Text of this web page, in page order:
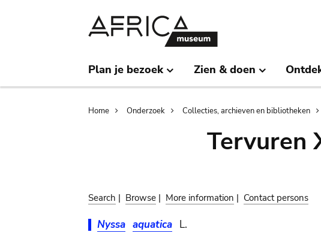
Plan je bezoek Zien & doen
Breadcrumb
Home Onderzoek Collecties, archieven en bibliotheken
Tervuren
Search | Browse | More information | Contact persons
Nyssa aquatica L.